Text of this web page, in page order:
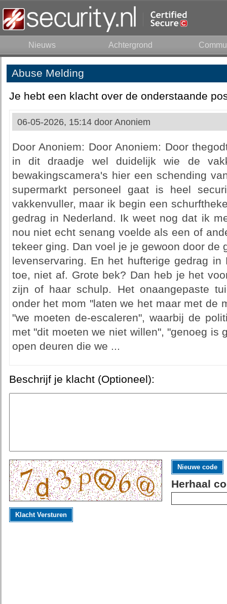
Nieuws Achtergrond
Abuse Melding
Je hebt een klacht over de onderstaande
06-05-2026, 15:14 door Anoniem
Door Anoniem: Door Anoniem: Door
in dit draadje wel duidelijk wie de
bewakingscamera's hier een schending
supermarkt personeel gaat is heel
vakkenvuller, maar ik begin een
gedrag in Nederland. Ik weet nog dat ik
nou niet echt senang voelde als een of
tekeer ging. Dan voel je je gewoon door de
levenservaring. En het hufterige gedrag
toe, niet af. Grote bek? Dan heb je het
zijn of haar schulp. Het onaangepaste
onder het mom "laten we het maar met de
"we moeten de-escaleren", waarbij de
met "dit moeten we niet willen", "genoeg is
open deuren die we ...
Beschrijf je klacht (Optioneel):
Nieuwe code
Herhaal
Klacht Versturen